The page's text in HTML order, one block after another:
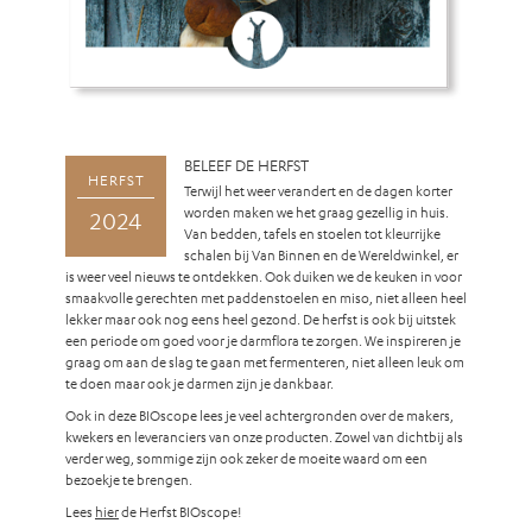
HERFST
2024
BELEEF DE HERFST
Terwijl het weer verandert en de dagen korter
worden maken we het graag gezellig in huis.
Van bedden, tafels en stoelen tot kleurrijke
schalen bij Van Binnen en de Wereldwinkel, er
is weer veel nieuws te ontdekken. Ook duiken we de keuken in voor
smaakvolle gerechten met paddenstoelen en miso, niet alleen heel
lekker maar ook nog eens heel gezond. De herfst is ook bij uitstek
een periode om goed voor je darmflora te zorgen. We inspireren je
graag om aan de slag te gaan met fermenteren, niet alleen leuk om
te doen maar ook je darmen zijn je dankbaar.
Ook in deze BIOscope lees je veel achtergronden over de makers,
kwekers en leveranciers van onze producten. Zowel van dichtbij als
verder weg, sommige zijn ook zeker de moeite waard om een
bezoekje te brengen.
Leeshierde Herfst BIOscope!